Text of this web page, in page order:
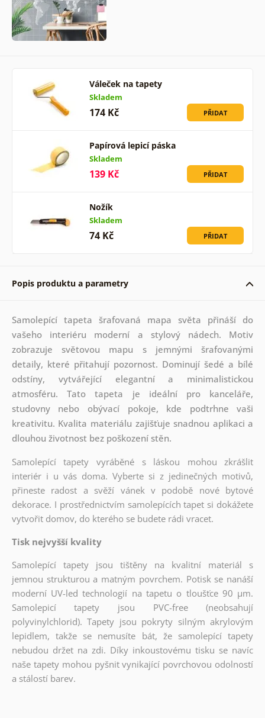
Váleček na tapety
Skladem
174 Kč PŘIDAT
Papírová lepicí páska
Skladem
139 Kč PŘIDAT
Nožík
Skladem
74 Kč PŘIDAT
Popis produktu a parametry
Samolepící tapeta šrafovaná mapa světa přináší do
vašeho interiéru moderní a stylový nádech. Motiv
zobrazuje světovou mapu s jemnými šrafovanými
detaily, které přitahují pozornost. Dominují šedé a bílé
odstíny, vytvářející elegantní a minimalistickou
atmosféru. Tato tapeta je ideální pro kanceláře,
studovny nebo obývací pokoje, kde podtrhne vaši
kreativitu. Kvalita materiálu zajišťuje snadnou aplikaci a
dlouhou životnost bez poškození stěn.
Samolepící tapety vyráběné s láskou mohou zkrášlit
interiér i u vás doma. Vyberte si z jedinečných motivů,
přineste radost a svěží vánek v podobě nové bytové
dekorace. I prostřednictvím samolepících tapet si dokážete
vytvořit domov, do kterého se budete rádi vracet.
Tisk nejvyšší kvality
Samolepící tapety jsou tištěny na kvalitní materiál s
jemnou strukturou a matným povrchem. Potisk se nanáší
moderní UV-led technologií na tapetu o tloušťce 90 µm.
Samolepicí tapety jsou PVC-free (neobsahují
polyvinylchlorid). Tapety jsou pokryty silným akrylovým
lepidlem, takže se nemusíte bát, že samolepící tapety
nebudou držet na zdi. Díky inkoustovému tisku se navíc
naše tapety mohou pyšnit vynikající povrchovou odolností
a stálostí barev.